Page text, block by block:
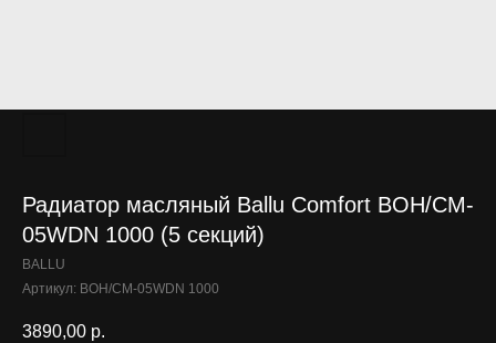
Радиатор масляный Ballu Comfort BOH/CM-
05WDN 1000 (5 секций)
BALLU
Артикул: BOH/CM-05WDN 1000
3890,00 р.